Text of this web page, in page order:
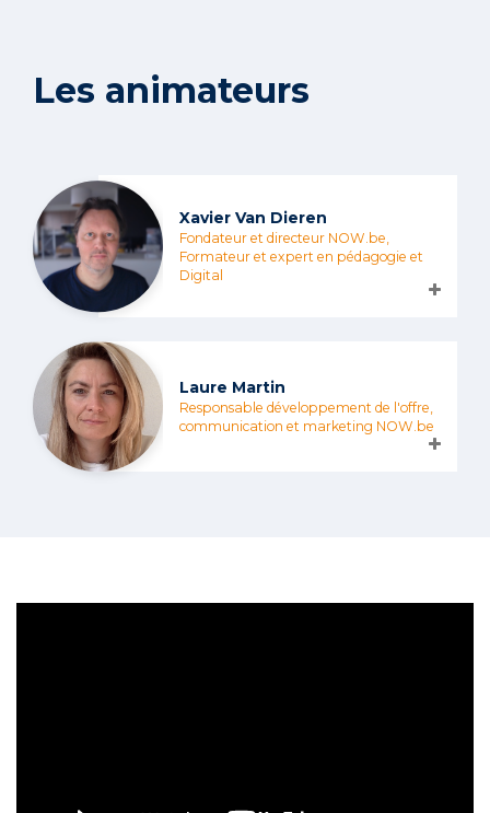
Les animateurs
Xavier Van Dieren
Fondateur et directeur NOW.be,
Formateur et expert en pédagogie et
Digital
Laure Martin
Responsable développement de l'offre,
communication et marketing NOW.be